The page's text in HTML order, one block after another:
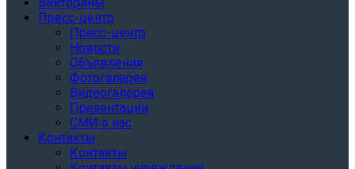
Викторины
Пресс-центр
Пресс-центр
Новости
Объявления
Фотогалерея
Видеогалерея
Презентации
СМИ о нас
Контакты
Контакты